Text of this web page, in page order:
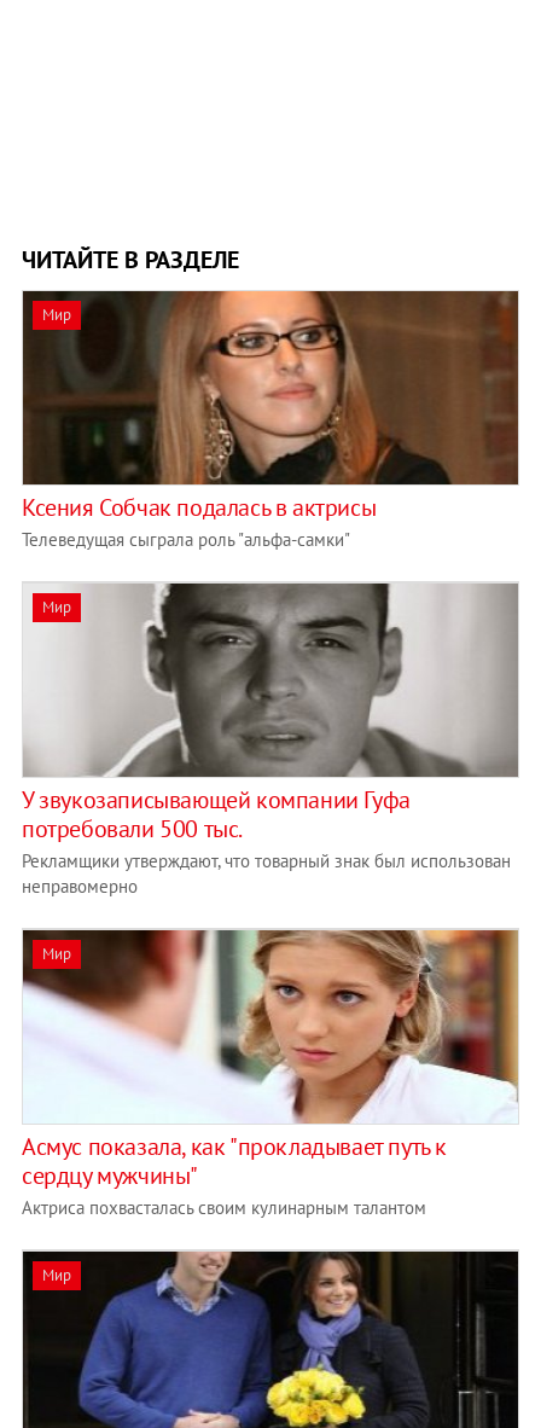
ЧИТАЙТЕ В РАЗДЕЛЕ
Мир
Ксения Собчак подалась в актрисы
Телеведущая сыграла роль "альфа-самки"
Мир
У звукозаписывающей компании Гуфа
потребовали 500 тыс.
Рекламщики утверждают, что товарный знак был использован
неправомерно
Мир
Асмус показала, как "прокладывает путь к
сердцу мужчины"
Актриса похвасталась своим кулинарным талантом
Мир